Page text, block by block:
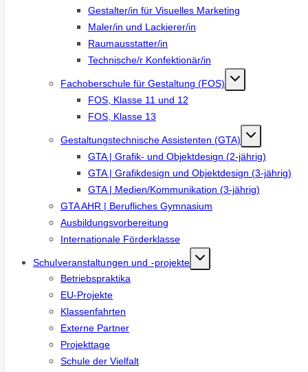
Gestalter/in für Visuelles Marketing
Maler/in und Lackierer/in
Raumausstatter/in
Technische/r Konfektionär/in
Fachoberschule für Gestaltung (FOS)
FOS, Klasse 11 und 12
FOS, Klasse 13
Gestaltungstechnische Assistenten (GTA)
GTA | Grafik- und Objektdesign (2-jährig)
GTA | Grafikdesign und Objektdesign (3-jährig)
GTA | Medien/Kommunikation (3-jährig)
GTA AHR | Berufliches Gymnasium
Ausbildungsvorbereitung
Internationale Förderklasse
Schulveranstaltungen und -projekte
Betriebspraktika
EU-Projekte
Klassenfahrten
Externe Partner
Projekttage
Schule der Vielfalt